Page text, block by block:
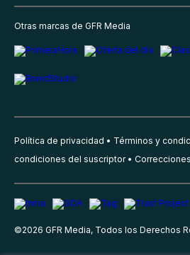
Otras marcas de GFR Media
Política de privacidad Términos y
condiciones del suscriptor
Correcciones
©2026 GFR Media, Todos los Derechos